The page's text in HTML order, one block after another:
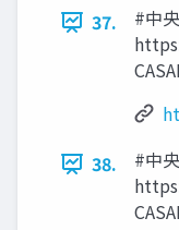
37.
#中
38.
#中